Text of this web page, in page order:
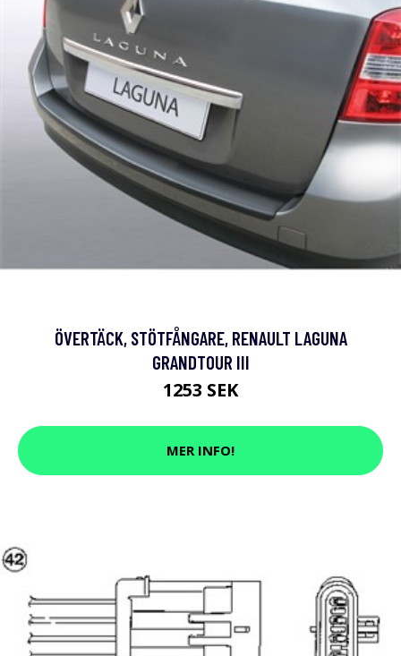
ÖVERTÄCK, STÖTFÅNGARE, RENAULT LAGUNA
GRANDTOUR III
1253 SEK
MER INFO!